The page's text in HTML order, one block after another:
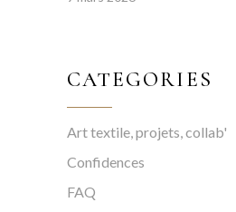
CATEGORIES
Art textile, projets, collab'
Confidences
FAQ